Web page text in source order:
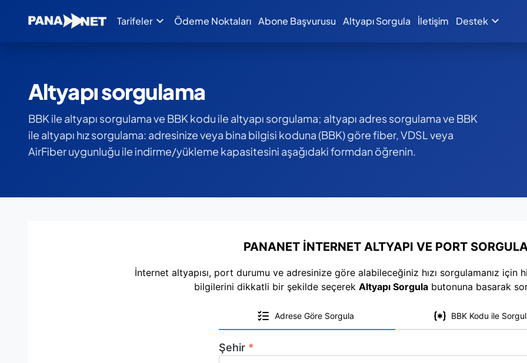
Tarifeler expand_more Ödeme Noktaları Abone Başvurusu Altyapı Sorgula İletişim Destek expand_more
Altyapı sorgulama
BBK ile altyapı sorgulama ve BBK kodu ile altyapı sorgulama; altyapı adres sorgulama ve BBK
ile altyapı hız sorgulama: adresinize veya bina bilgisi koduna (BBK) göre fiber, VDSL veya
AirFiber uygunluğu ile indirme/yükleme kapasitesini aşağıdaki formdan öğrenin.